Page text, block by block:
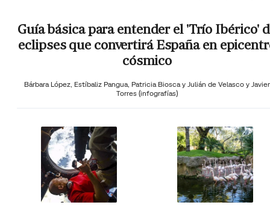
Guía básica para entender el 'Trío Ibérico'
eclipses que convertirá España en
cósmico
Bárbara López, Estíbaliz Pangua, Patricia Biosca y Julián de Velasco y Javier
Torres (infografías)